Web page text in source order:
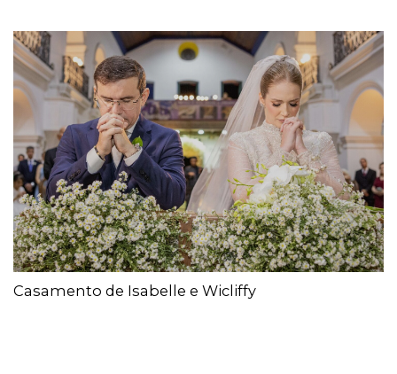
Casamento de Isabelle e Wicliffy